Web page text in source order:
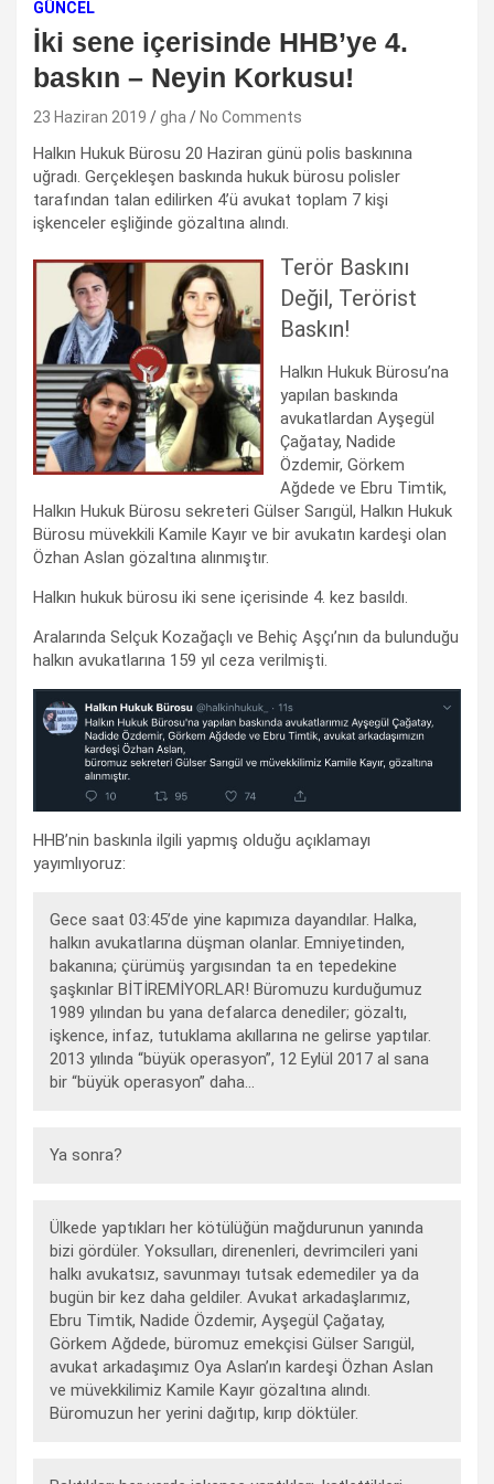
GÜNCEL
İki sene içerisinde HHB’ye 4.
baskın – Neyin Korkusu!
23 Haziran 2019 gha No Comments
Halkın Hukuk Bürosu 20 Haziran günü polis baskınına
uğradı. Gerçekleşen baskında hukuk bürosu polisler
tarafından talan edilirken 4’ü avukat toplam 7 kişi
işkenceler eşliğinde gözaltına alındı.
Terör Baskını
Değil, Terörist
Baskın!
Halkın Hukuk Bürosu’na
yapılan baskında
avukatlardan Ayşegül
Çağatay, Nadide
Özdemir, Görkem
Ağdede ve Ebru Timtik,
Halkın Hukuk Bürosu sekreteri Gülser Sarıgül, Halkın Hukuk
Bürosu müvekkili Kamile Kayır ve bir avukatın kardeşi olan
Özhan Aslan gözaltına alınmıştır.
Halkın hukuk bürosu iki sene içerisinde 4. kez basıldı.
Aralarında Selçuk Kozağaçlı ve Behiç Aşçı’nın da bulunduğu
halkın avukatlarına 159 yıl ceza verilmişti.
HHB’nin baskınla ilgili yapmış olduğu açıklamayı
yayımlıyoruz:
Gece saat 03:45’de yine kapımıza dayandılar. Halka,
halkın avukatlarına düşman olanlar. Emniyetinden,
bakanına; çürümüş yargısından ta en tepedekine
şaşkınlar BİTİREMİYORLAR! Büromuzu kurduğumuz
1989 yılından bu yana defalarca denediler; gözaltı,
işkence, infaz, tutuklama akıllarına ne gelirse yaptılar.
2013 yılında “büyük operasyon”, 12 Eylül 2017 al sana
bir “büyük operasyon” daha…
Ya sonra?
Ülkede yaptıkları her kötülüğün mağdurunun yanında
bizi gördüler. Yoksulları, direnenleri, devrimcileri yani
halkı avukatsız, savunmayı tutsak edemediler ya da
bugün bir kez daha geldiler. Avukat arkadaşlarımız,
Ebru Timtik, Nadide Özdemir, Ayşegül Çağatay,
Görkem Ağdede, büromuz emekçisi Gülser Sarıgül,
avukat arkadaşımız Oya Aslan’ın kardeşi Özhan Aslan
ve müvekkilimiz Kamile Kayır gözaltına alındı.
Büromuzun her yerini dağıtıp, kırıp döktüler.